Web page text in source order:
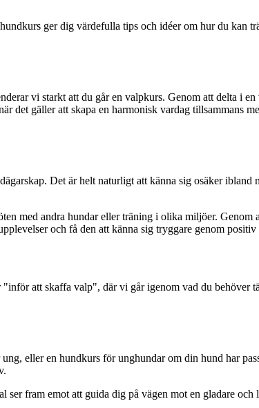
ger dig värdefulla tips och idéer om hur du kan
vi starkt att du går en valpkurs. Genom att delta i
gäller att skapa en harmonisk vardag tillsammans
Det är helt naturligt att känna sig osäker ibland
med andra hundar eller träning i olika miljöer. Genom
och få den att känna sig tryggare genom
att skaffa valp", där vi går igenom vad du behöver
eller en hundkurs för unghundar om din hund har
fram emot att guida dig på vägen mot en gladare och